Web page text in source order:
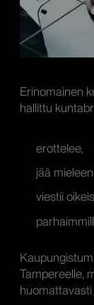
Erinomainen
hallittu
erottelee,
jää
viestii
Tampereelle,
huomattavasti